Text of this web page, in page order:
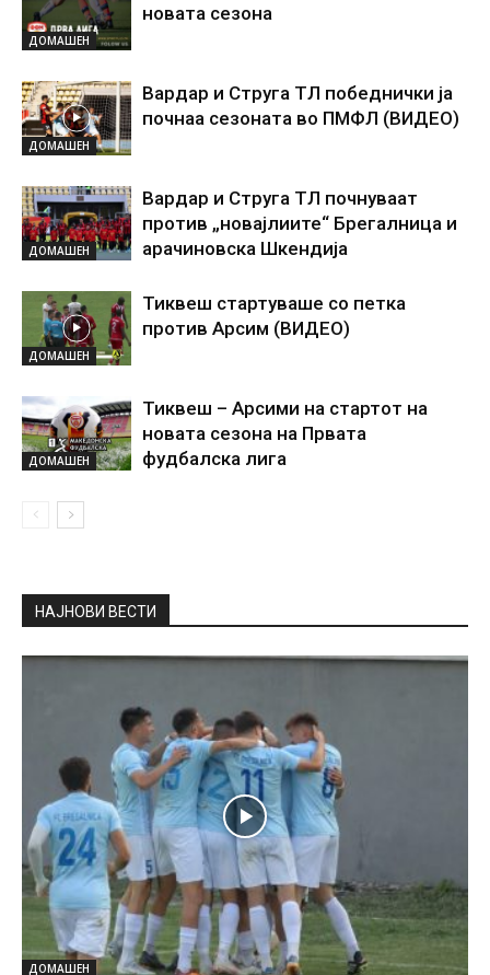
ДОМАШЕН
новата сезона
ДОМАШЕН
Вардар и Струга ТЛ победнички ја
почнаа сезоната во ПМФЛ (ВИДЕО)
ДОМАШЕН
Вардар и Струга ТЛ почнуваат
против „новајлиите“ Брегалница и
арачиновска Шкендија
ДОМАШЕН
Тиквеш стартуваше со петка
против Арсим (ВИДЕО)
ДОМАШЕН
Тиквеш – Арсими на стартот на
новата сезона на Првата
фудбалска лига
НАЈНОВИ ВЕСТИ
ДОМАШЕН